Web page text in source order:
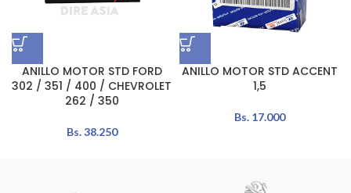
ANILLO MOTOR STD FORD
302 / 351 / 400 / CHEVROLET
262 / 350
Bs.38.250
ANILLO MOTOR STD ACCENT
1,5
Bs.17.000